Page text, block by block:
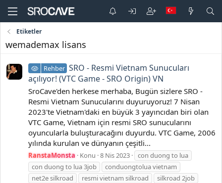
Etiketler
wemademax lisans
Rehber SRO - Resmi Vietnam Sunucuları
açılıyor! (VTC Game - SRO Origin) VN
SroCave'den herkese merhaba, Bugün sizlere SRO -
Resmi Vietnam Sunucularını duyuruyoruz! 7 Nisan
2023'te Vietnam'daki en büyük 3 yayıncıdan biri olan
VTC Game, Vietnam için resmi SRO sunucularını
oyuncularla buluşturacağını duyurdu. VTC Game, 2006
yılında kurulan ve dünyanın çeşitli...
RanstaMonsta Konu 8 Nis 2023
con duong to lua
con duong to lua 3job
conduongtolua vietnam
net2e silkroad
resmi vietnam silkroad
silkroad 2job